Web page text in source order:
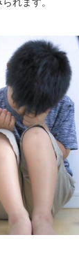
れます。